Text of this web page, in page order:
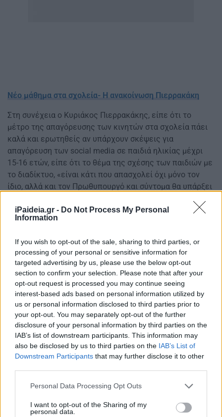
iPaideia.gr - Do Not Process My Personal
Information
If you wish to opt-out of the sale, sharing to third parties, or
processing of your personal or sensitive information for
targeted advertising by us, please use the below opt-out
section to confirm your selection. Please note that after your
opt-out request is processed you may continue seeing
interest-based ads based on personal information utilized by
us or personal information disclosed to third parties prior to
your opt-out. You may separately opt-out of the further
disclosure of your personal information by third parties on the
IAB’s list of downstream participants. This information may
also be disclosed by us to third parties on the IAB’s List of
Downstream Participants that may further disclose it to other
Please note that this website/app uses one or more Google
not limited to your visit or usage behaviour. You may click to
grant or deny consent to Google and its third-party tags to
Personal Data Processing Opt Outs
I want to opt-out of the Sharing of my
personal data.
Nέο μάθημα στα σχολεία- Η ανακοίνωση Πιερρακάκη
Στη συνέχεια ο Κυριάκος Πιερρακάκης, είπε ότι το
μέτρο της απαγόρευσης των κινητών στα σχολεία πάει
καλά και ερωτηθείς αν υπάρχουν σκέψεις για
απαγόρευση των social media σε παιδιά ηλικίας μέχρι
15-16 ετών, είπε ότι το θέμα της σχέσης των παιδιών με
το διαδίκτυο, «είναι κάτι που απασχολεί όχι μόνο τον
ίδιο, αλλά και τον Πρωθυπουργό και σύντομα θα υπάρξει
παιδιά τον ίδιο τους τον εαυτό, στο διαδίκτυο και τα
social media».
Επίσης αναφέρθηκε και στην πρωτοβουλία για την
κατάρτιση μιας λογοτεχνικής λίστας με βιβλία που θα
μοιραστούν σε μαθητές, αλλά και στην αναβάθμιση των
σχολικών βιβλιοθηκών.
Σε ότι αφορά το διεθνές απολυτήριο, είπε ότι «αρχικά το
μέτρο θα εφαρμοστεί σε κάποιο πειραματικά σχολεία
και θα επεκταθεί σε όλα, πριν περάσει και στα δημόσια
σχολεία. Το διεθνές απολυτήριο εφαρμόζεται ήδη στα
ιδιωτικά σχολεία και η σχετική νομοθεσία υπάρχει από